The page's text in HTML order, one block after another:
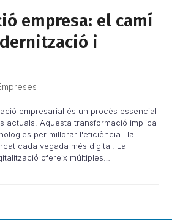
empresa: el camí
i
empresarial és un procés essencial
actuals. Aquesta transformació implica
per millorar l'eficiència i la
cada vegada més digital. La
ofereix múltiples…